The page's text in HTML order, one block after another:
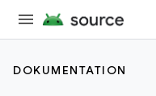
DOKUMENTATION